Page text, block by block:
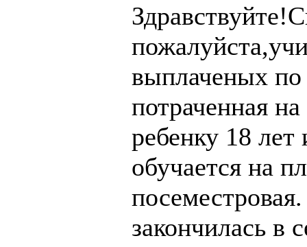
выплаченых по
потраченная
ребенку 18 лет
обучается на
закончилась в